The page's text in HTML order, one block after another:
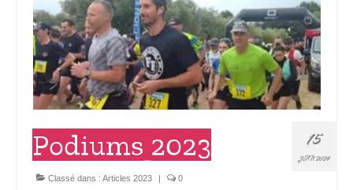
15
JAN 2024
Podiums 2023
Classé dans : Articles 2023 | 0